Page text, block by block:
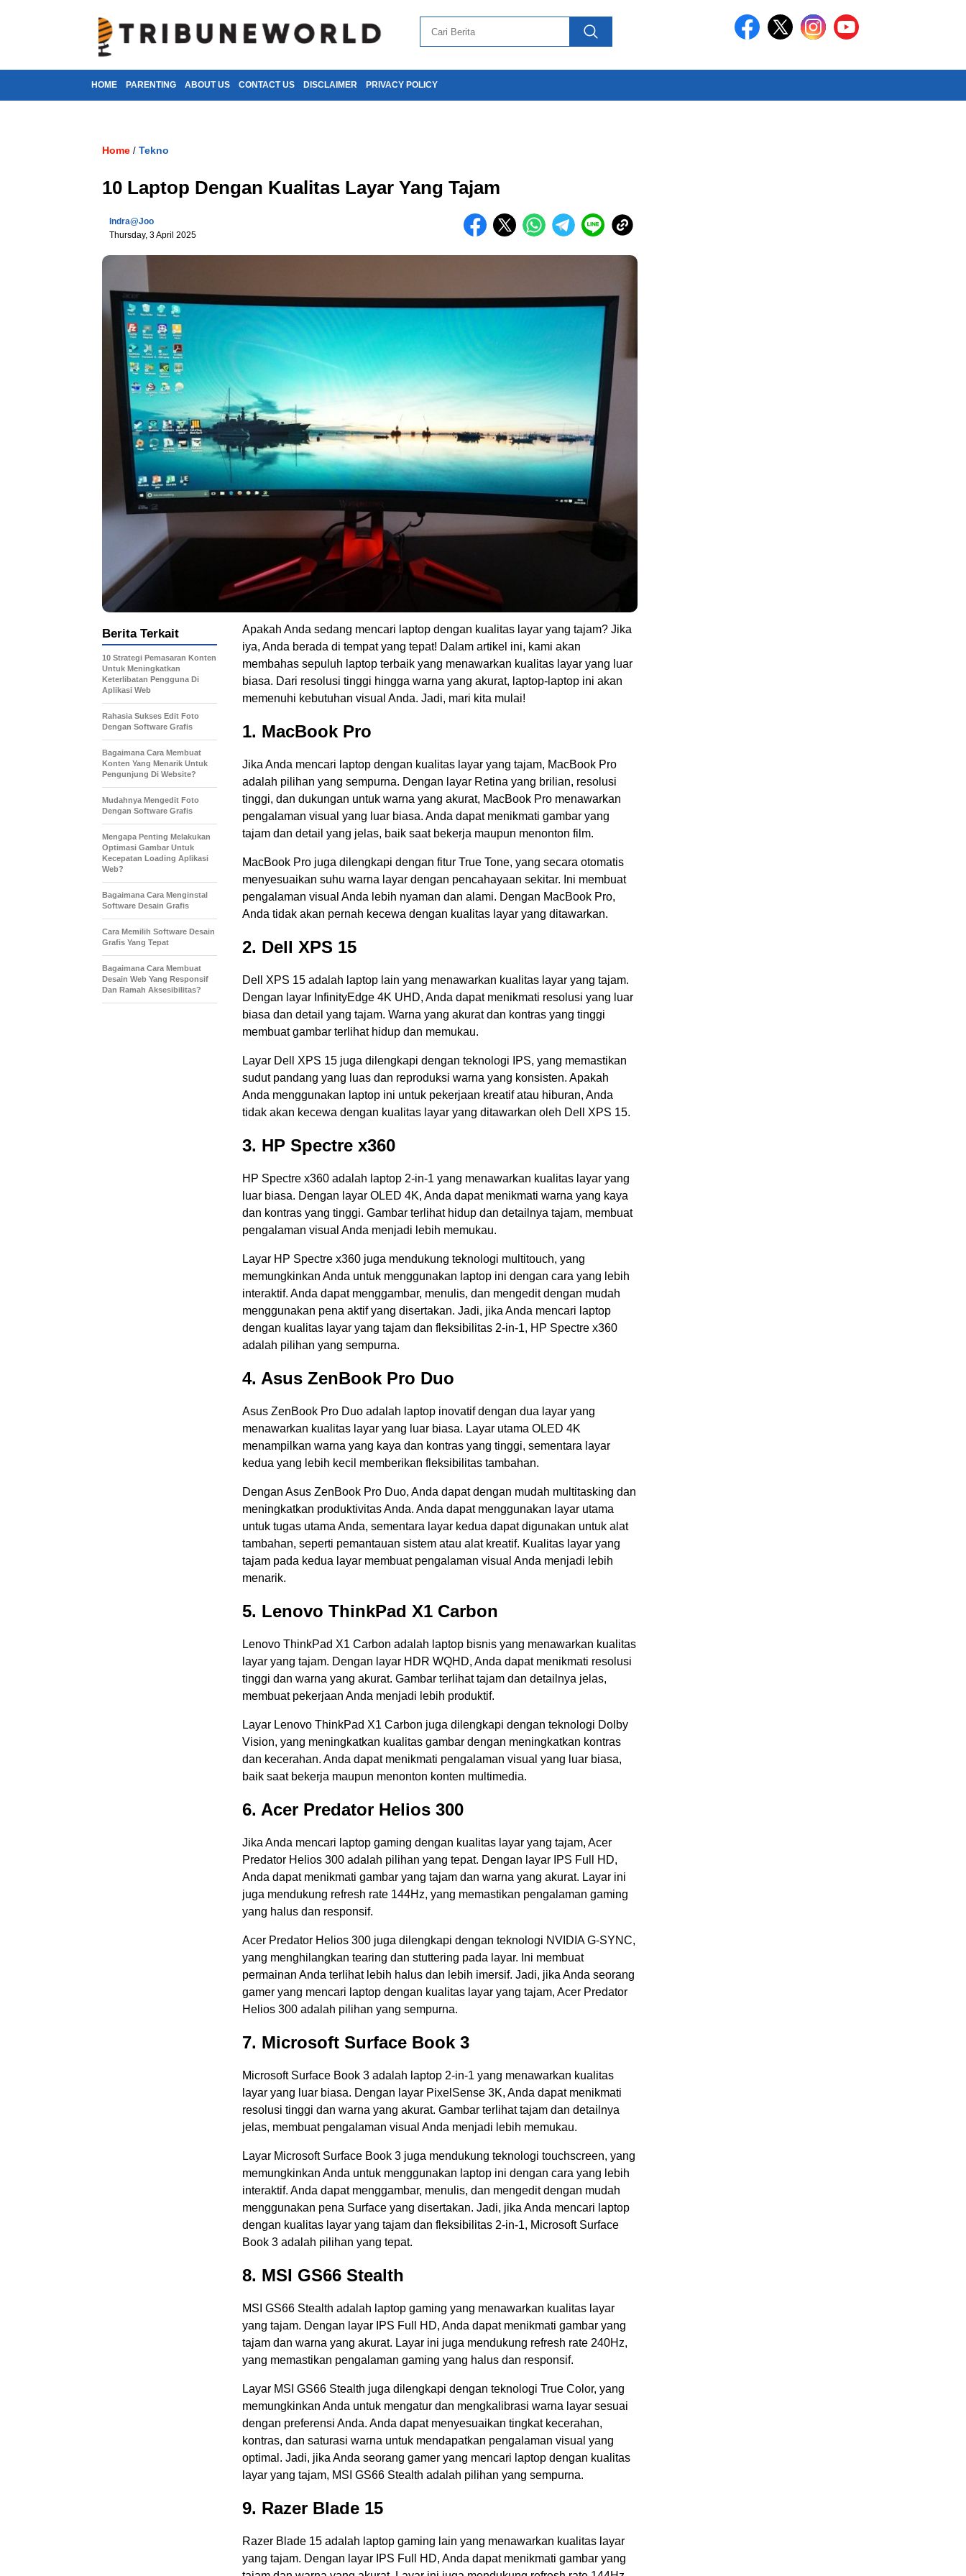
HOME PARENTING ABOUT US CONTACT US DISCLAIMER PRIVACY POLICY
Home / Tekno
10 Laptop Dengan Kualitas Layar Yang Tajam
Indra@joo
Thursday, 3 April 2025
Apakah Anda sedang mencari laptop dengan kualitas layar yang tajam? Jika
iya, Anda berada di tempat yang tepat! Dalam artikel ini, kami akan
membahas sepuluh laptop terbaik yang menawarkan kualitas layar yang luar
biasa. Dari resolusi tinggi hingga warna yang akurat, laptop-laptop ini akan
memenuhi kebutuhan visual Anda. Jadi, mari kita mulai!
1. MacBook Pro
Jika Anda mencari laptop dengan kualitas layar yang tajam, MacBook Pro
adalah pilihan yang sempurna. Dengan layar Retina yang brilian, resolusi
tinggi, dan dukungan untuk warna yang akurat, MacBook Pro menawarkan
pengalaman visual yang luar biasa. Anda dapat menikmati gambar yang
tajam dan detail yang jelas, baik saat bekerja maupun menonton film.
MacBook Pro juga dilengkapi dengan fitur True Tone, yang secara otomatis
menyesuaikan suhu warna layar dengan pencahayaan sekitar. Ini membuat
pengalaman visual Anda lebih nyaman dan alami. Dengan MacBook Pro,
Anda tidak akan pernah kecewa dengan kualitas layar yang ditawarkan.
2. Dell XPS 15
Dell XPS 15 adalah laptop lain yang menawarkan kualitas layar yang tajam.
Dengan layar InfinityEdge 4K UHD, Anda dapat menikmati resolusi yang luar
biasa dan detail yang tajam. Warna yang akurat dan kontras yang tinggi
membuat gambar terlihat hidup dan memukau.
Layar Dell XPS 15 juga dilengkapi dengan teknologi IPS, yang memastikan
sudut pandang yang luas dan reproduksi warna yang konsisten. Apakah
Anda menggunakan laptop ini untuk pekerjaan kreatif atau hiburan, Anda
tidak akan kecewa dengan kualitas layar yang ditawarkan oleh Dell XPS 15.
3. HP Spectre x360
HP Spectre x360 adalah laptop 2-in-1 yang menawarkan kualitas layar yang
luar biasa. Dengan layar OLED 4K, Anda dapat menikmati warna yang kaya
dan kontras yang tinggi. Gambar terlihat hidup dan detailnya tajam, membuat
pengalaman visual Anda menjadi lebih memukau.
Layar HP Spectre x360 juga mendukung teknologi multitouch, yang
memungkinkan Anda untuk menggunakan laptop ini dengan cara yang lebih
interaktif. Anda dapat menggambar, menulis, dan mengedit dengan mudah
menggunakan pena aktif yang disertakan. Jadi, jika Anda mencari laptop
dengan kualitas layar yang tajam dan fleksibilitas 2-in-1, HP Spectre x360
adalah pilihan yang sempurna.
4. Asus ZenBook Pro Duo
Asus ZenBook Pro Duo adalah laptop inovatif dengan dua layar yang
menawarkan kualitas layar yang luar biasa. Layar utama OLED 4K
menampilkan warna yang kaya dan kontras yang tinggi, sementara layar
kedua yang lebih kecil memberikan fleksibilitas tambahan.
Dengan Asus ZenBook Pro Duo, Anda dapat dengan mudah multitasking dan
meningkatkan produktivitas Anda. Anda dapat menggunakan layar utama
untuk tugas utama Anda, sementara layar kedua dapat digunakan untuk alat
tambahan, seperti pemantauan sistem atau alat kreatif. Kualitas layar yang
tajam pada kedua layar membuat pengalaman visual Anda menjadi lebih
menarik.
5. Lenovo ThinkPad X1 Carbon
Lenovo ThinkPad X1 Carbon adalah laptop bisnis yang menawarkan kualitas
layar yang tajam. Dengan layar HDR WQHD, Anda dapat menikmati resolusi
tinggi dan warna yang akurat. Gambar terlihat tajam dan detailnya jelas,
membuat pekerjaan Anda menjadi lebih produktif.
Layar Lenovo ThinkPad X1 Carbon juga dilengkapi dengan teknologi Dolby
Vision, yang meningkatkan kualitas gambar dengan meningkatkan kontras
dan kecerahan. Anda dapat menikmati pengalaman visual yang luar biasa,
baik saat bekerja maupun menonton konten multimedia.
6. Acer Predator Helios 300
Jika Anda mencari laptop gaming dengan kualitas layar yang tajam, Acer
Predator Helios 300 adalah pilihan yang tepat. Dengan layar IPS Full HD,
Anda dapat menikmati gambar yang tajam dan warna yang akurat. Layar ini
juga mendukung refresh rate 144Hz, yang memastikan pengalaman gaming
yang halus dan responsif.
Acer Predator Helios 300 juga dilengkapi dengan teknologi NVIDIA G-SYNC,
yang menghilangkan tearing dan stuttering pada layar. Ini membuat
permainan Anda terlihat lebih halus dan lebih imersif. Jadi, jika Anda seorang
gamer yang mencari laptop dengan kualitas layar yang tajam, Acer Predator
Helios 300 adalah pilihan yang sempurna.
7. Microsoft Surface Book 3
Microsoft Surface Book 3 adalah laptop 2-in-1 yang menawarkan kualitas
layar yang luar biasa. Dengan layar PixelSense 3K, Anda dapat menikmati
resolusi tinggi dan warna yang akurat. Gambar terlihat tajam dan detailnya
jelas, membuat pengalaman visual Anda menjadi lebih memukau.
Layar Microsoft Surface Book 3 juga mendukung teknologi touchscreen, yang
memungkinkan Anda untuk menggunakan laptop ini dengan cara yang lebih
interaktif. Anda dapat menggambar, menulis, dan mengedit dengan mudah
menggunakan pena Surface yang disertakan. Jadi, jika Anda mencari laptop
dengan kualitas layar yang tajam dan fleksibilitas 2-in-1, Microsoft Surface
Book 3 adalah pilihan yang tepat.
8. MSI GS66 Stealth
MSI GS66 Stealth adalah laptop gaming yang menawarkan kualitas layar
yang tajam. Dengan layar IPS Full HD, Anda dapat menikmati gambar yang
tajam dan warna yang akurat. Layar ini juga mendukung refresh rate 240Hz,
yang memastikan pengalaman gaming yang halus dan responsif.
Layar MSI GS66 Stealth juga dilengkapi dengan teknologi True Color, yang
memungkinkan Anda untuk mengatur dan mengkalibrasi warna layar sesuai
dengan preferensi Anda. Anda dapat menyesuaikan tingkat kecerahan,
kontras, dan saturasi warna untuk mendapatkan pengalaman visual yang
optimal. Jadi, jika Anda seorang gamer yang mencari laptop dengan kualitas
layar yang tajam, MSI GS66 Stealth adalah pilihan yang sempurna.
9. Razer Blade 15
Razer Blade 15 adalah laptop gaming lain yang menawarkan kualitas layar
yang tajam. Dengan layar IPS Full HD, Anda dapat menikmati gambar yang
Berita Terkait
10 Strategi Pemasaran Konten
Untuk Meningkatkan
Keterlibatan Pengguna Di
Aplikasi Web
Rahasia Sukses Edit Foto
Dengan Software Grafis
Bagaimana Cara Membuat
Konten Yang Menarik Untuk
Pengunjung Di Website?
Mudahnya Mengedit Foto
Dengan Software Grafis
Mengapa Penting Melakukan
Optimasi Gambar Untuk
Kecepatan Loading Aplikasi
Web?
Bagaimana Cara Menginstal
Software Desain Grafis
Cara Memilih Software Desain
Grafis Yang Tepat
Bagaimana Cara Membuat
Desain Web Yang Responsif
Dan Ramah Aksesibilitas?